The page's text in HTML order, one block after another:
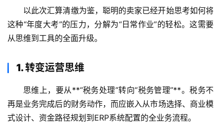
以此次汇算清缴为鉴，聪明的卖家已经开始思考如何将
这种“年度大考”的压力，分解为“日常作业”的轻松。这需要
从思维到工具的全面升级。
1. 转变运营思维
思维上，要从**“税务处理”转向“税务管理”**。税务不
再是业务完成后的财务动作，而应嵌入从市场选择、商业模
式设计、资金路径规划到ERP系统配置的全业务流程。